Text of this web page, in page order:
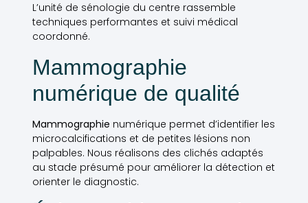
L’unité de sénologie du centre rassemble
techniques performantes et suivi médical
coordonné.
Mammographie
numérique de qualité
Mammographie numérique permet d’identifier les
microcalcifications et de petites lésions non
palpables. Nous réalisons des clichés adaptés
au stade présumé pour améliorer la détection et
orienter le diagnostic.